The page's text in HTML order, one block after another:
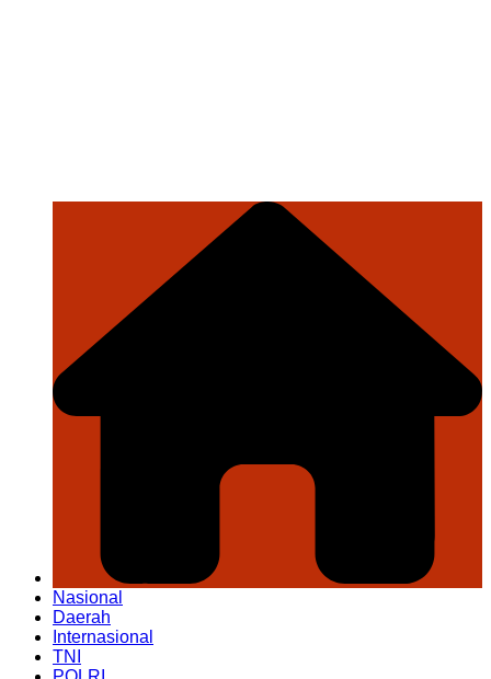
Nasional
Daerah
Internasional
TNI